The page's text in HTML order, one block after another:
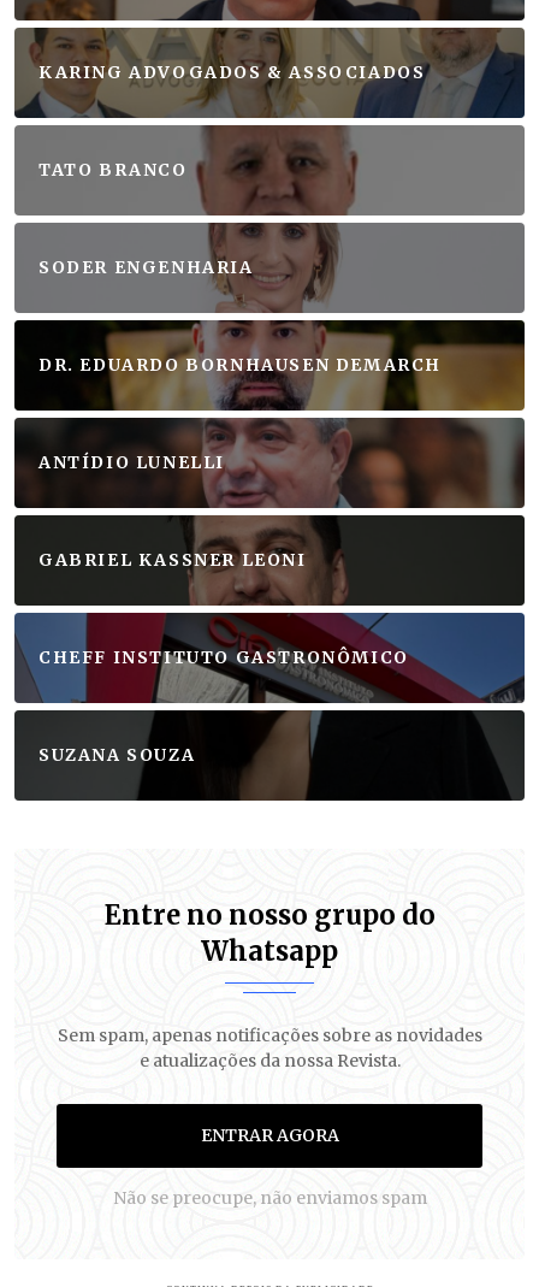
KARING ADVOGADOS & ASSOCIADOS
TATO BRANCO
SODER ENGENHARIA
DR. EDUARDO BORNHAUSEN DEMARCH
ANTÍDIO LUNELLI
GABRIEL KASSNER LEONI
CHEFF INSTITUTO GASTRONÔMICO
SUZANA SOUZA
Entre no nosso grupo do
Whatsapp
Sem spam, apenas notificações sobre as novidades
e atualizações da nossa Revista.
ENTRAR AGORA
Não se preocupe, não enviamos spam